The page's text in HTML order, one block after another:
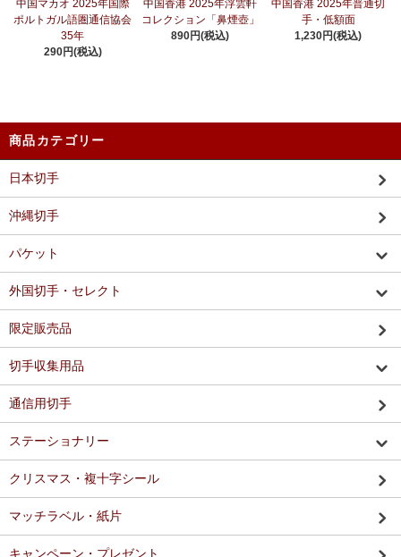
中国マカオ 2025年国際
ポルトガル語圏通信協会
35年
290円(税込)
中国香港 2025年浮雲軒
コレクション「鼻煙壺」
890円(税込)
中国香港 2025年普通切
手・低額面
1,230円(税込)
商品カテゴリー
日本切手
沖縄切手
パケット
外国切手・セレクト
限定販売品
切手収集用品
通信用切手
ステーショナリー
クリスマス・複十字シール
マッチラベル・紙片
キャンペーン・プレゼント